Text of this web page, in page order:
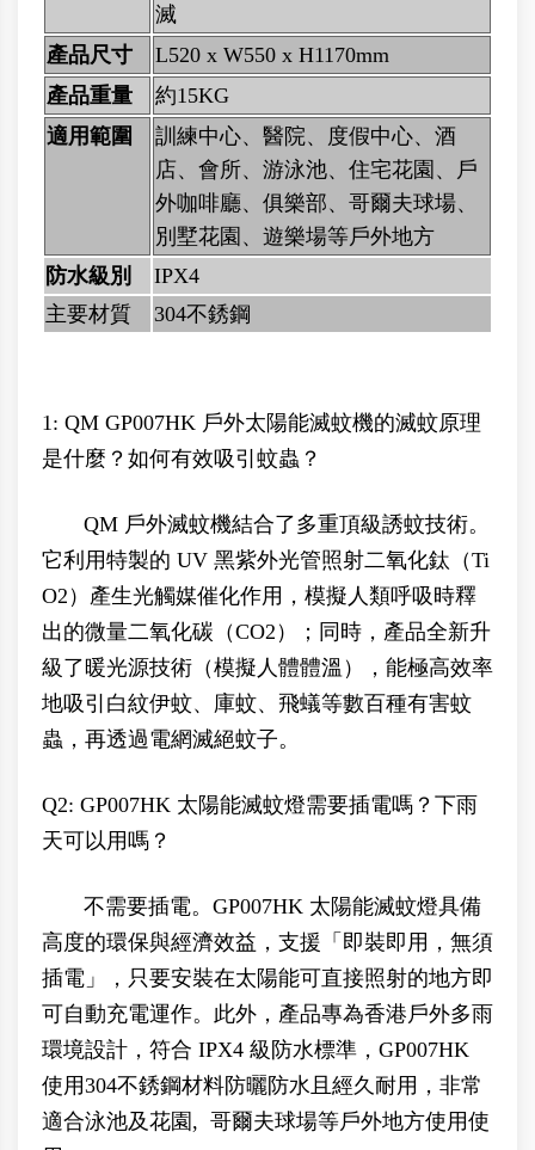
滅
產品尺寸
L520 x W550 x H1170mm
產品重量
約15KG
適用範圍
訓練中心、醫院、度假中心、酒
店、會所、游泳池、住宅花園、戶
外咖啡廳、俱樂部、哥爾夫球場、
別墅花園、遊樂場等戶外地方
防水級別
IPX4
主要材質
304不銹鋼
1: QM GP007HK 戶外太陽能滅蚊機的滅蚊原理
是什麼？如何有效吸引蚊蟲？
QM 戶外滅蚊機結合了多重頂級誘蚊技術。
它利用特製的 UV 黑紫外光管照射二氧化鈦（Ti
O2）產生光觸媒催化作用，模擬人類呼吸時釋
出的微量二氧化碳（CO2）；同時，產品全新升
級了暖光源技術（模擬人體體溫），能極高效率
地吸引白紋伊蚊、庫蚊、飛蟻等數百種有害蚊
蟲，再透過電網滅絕蚊子。
Q2: GP007HK 太陽能滅蚊燈需要插電嗎？下雨
天可以用嗎？
不需要插電。GP007HK 太陽能滅蚊燈具備
高度的環保與經濟效益，支援「即裝即用，無須
插電」，只要安裝在太陽能可直接照射的地方即
可自動充電運作。此外，產品專為香港戶外多雨
環境設計，符合 IPX4 級防水標準，GP007HK
使用304不銹鋼材料防曬防水且經久耐用，非常
適合泳池及花園, 哥爾夫球場等戶外地方使用使